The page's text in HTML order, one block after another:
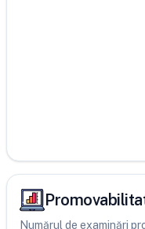
Numărul de examinări